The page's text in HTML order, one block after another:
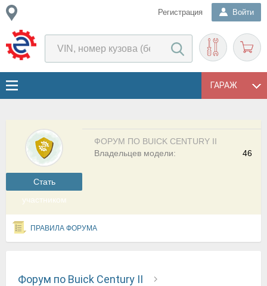
Регистрация Войти
ГАРАЖ
Cтать
участником
ФОРУМ ПО BUICK CENTURY II
46
Владельцев модели:
ПРАВИЛА ФОРУМА
Форум по Buick Century II